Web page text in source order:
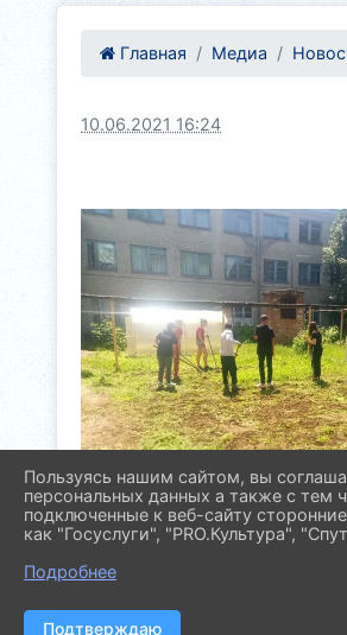
Главная Медиа
10.06.2021 16:24
Пользуясь нашим сайтом, вы
персональных данных а также с тем
подключенные к веб-сайту
как "Госуслуги", "PRO.Культура",
Подробнее
Подтверждаю